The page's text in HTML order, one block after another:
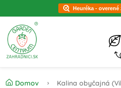
Heuréka -
Domov
Kalina obyčajná